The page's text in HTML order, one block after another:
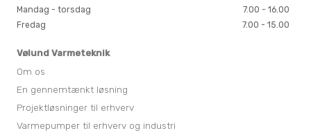
Mandag - torsdag
7.00 - 16.00
Fredag
7.00 - 15.00
Vølund Varmeteknik
Om os
En gennemtænkt løsning
Projektløsninger til erhverv
Varmepumper til erhverv og industri